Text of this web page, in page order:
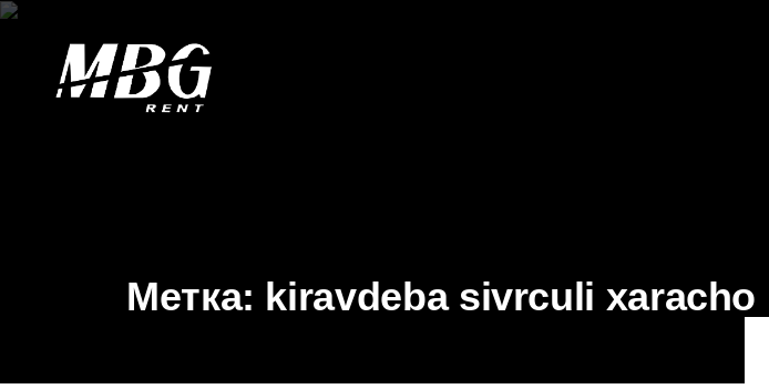
Метка: kiravdeba sivrculi xaracho